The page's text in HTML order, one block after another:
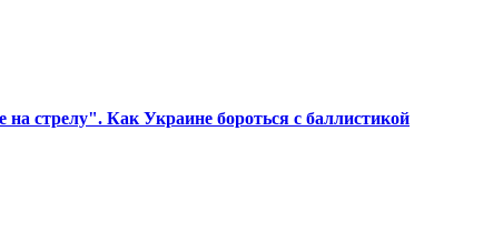
на стрелу". Как Украине бороться с баллистикой